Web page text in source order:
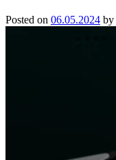
Posted on 06.05.2024 by